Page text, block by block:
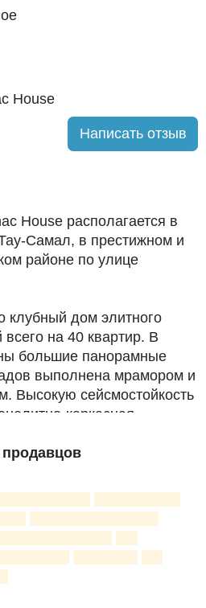
House
Написать отзыв
House располагается в
Самал, в престижном и
районе по улице
клубный дом элитного
на 40 квартир. В
большие панорамные
выполнена мрамором и
Высокую сейсмостойкость
каркасная
охраной и камерами